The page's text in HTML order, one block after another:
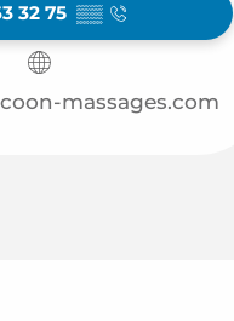
32 75 ▒▒
massages.com